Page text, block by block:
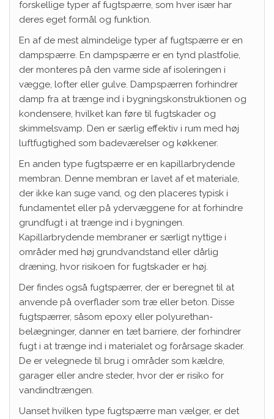
forskellige typer af fugtspærre, som hver især har
deres eget formål og funktion.
En af de mest almindelige typer af fugtspærre er en
dampspærre. En dampspærre er en tynd plastfolie,
der monteres på den varme side af isoleringen i
vægge, lofter eller gulve. Dampspærren forhindrer
damp fra at trænge ind i bygningskonstruktionen og
kondensere, hvilket kan føre til fugtskader og
skimmelsvamp. Den er særlig effektiv i rum med høj
luftfugtighed som badeværelser og køkkener.
En anden type fugtspærre er en kapillarbrydende
membran. Denne membran er lavet af et materiale,
der ikke kan suge vand, og den placeres typisk i
fundamentet eller på ydervæggene for at forhindre
grundfugt i at trænge ind i bygningen.
Kapillarbrydende membraner er særligt nyttige i
områder med høj grundvandstand eller dårlig
dræning, hvor risikoen for fugtskader er høj.
Der findes også fugtspærrer, der er beregnet til at
anvende på overflader som træ eller beton. Disse
fugtspærrer, såsom epoxy eller polyurethan-
belægninger, danner en tæt barriere, der forhindrer
fugt i at trænge ind i materialet og forårsage skader.
De er velegnede til brug i områder som kældre,
garager eller andre steder, hvor der er risiko for
vandindtrængen.
Uanset hvilken type fugtspærre man vælger, er det